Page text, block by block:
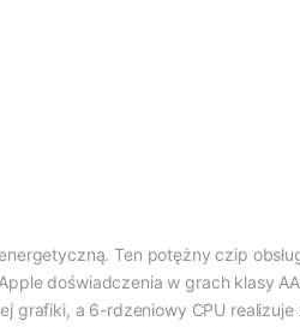
Ten potężny czip
doświadczenia w grach klasy
grafiki, a 6-rdzeniowy CPU realizuje